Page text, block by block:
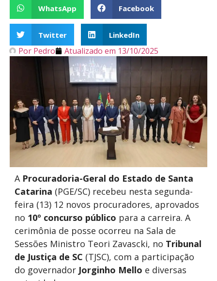
WhatsApp Facebook
Twitter LinkedIn
Por Pedro Atualizado em 13/10/2025
A Procuradoria-Geral do Estado de Santa
Catarina (PGE/SC) recebeu nesta segunda-
feira (13) 12 novos procuradores, aprovados
no 10º concurso público para a carreira. A
cerimônia de posse ocorreu na Sala de
Sessões Ministro Teori Zavascki, no Tribunal
de Justiça de SC (TJSC), com a participação
do governador Jorginho Mello e diversas